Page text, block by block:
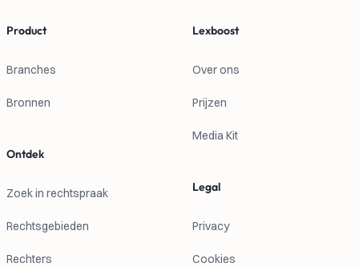
Product
Branches
Bronnen
Ontdek
Zoek in rechtspraak
Rechtsgebieden
Rechters
Lexboost
Over ons
Prijzen
Media Kit
Legal
Privacy
Cookies